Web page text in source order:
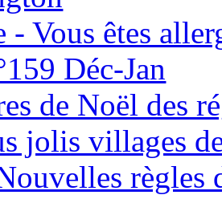
- Vous êtes
Déc-Jan
de Noël des
jolis villages
règles